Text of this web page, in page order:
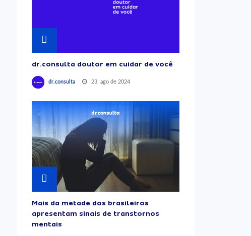
dr.consulta doutor em cuidar de você
dr.consulta 23, ago de 2024
Mais da metade dos brasileiros
apresentam sinais de transtornos
mentais